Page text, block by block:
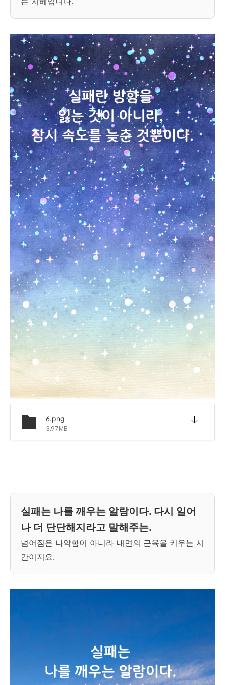
6.png
3.97MB
실패는 나를 깨우는 알람이다. 다시 일어
나 더 단단해지라고 말해주는.
넘어짐은 나약함이 아니라 내면의 근육을 키우는 시
간이지요.